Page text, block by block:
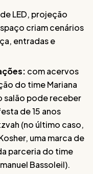
LED, projeção
criam cenários
entradas e
com acervos
do time Mariana
salão pode receber
de 15 anos
(no último caso,
uma marca de
parceria do time
Bassoleil).